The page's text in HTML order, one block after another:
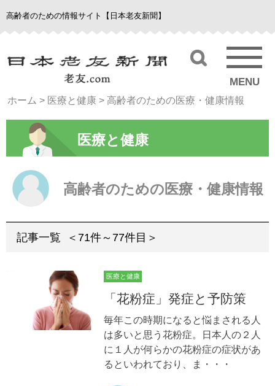
高齢者のための情報サイト【日本老友新聞】
MENU
ホーム > 医療と健康 > 高齢者のための医療・健康情報
医療と健康
高齢者のための医療・健康情報
記事一覧 ＜71件～77件目＞
医療と健康
「花粉症」発症と予防策
毎年この時期になると悩まされる人
は多いと思う花粉症。日本人の２人
に１人が何らかの花粉症の症状があ
るといわれており、ま・・・